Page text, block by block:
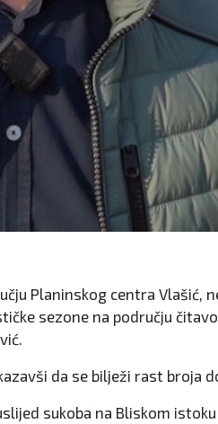
Planinskog centra Vlašić,
sezone na području
da se bilježi rast broja
sukoba na Bliskom